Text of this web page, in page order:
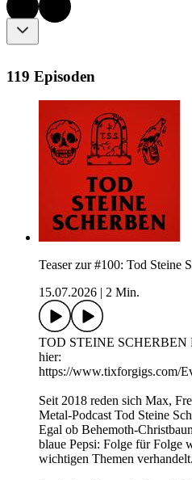
119 Episoden
Teaser zur #100: Tod Steine
15.07.2026
2 Min.
TOD STEINE SCHERBEN
hier:
https://www.tixforgigs.com/
Seit 2018 reden sich Max,
Metal-Podcast Tod Steine
Egal ob Behemoth-
blaue Pepsi: Folge für Folge
wichtigen Themen verhandelt.